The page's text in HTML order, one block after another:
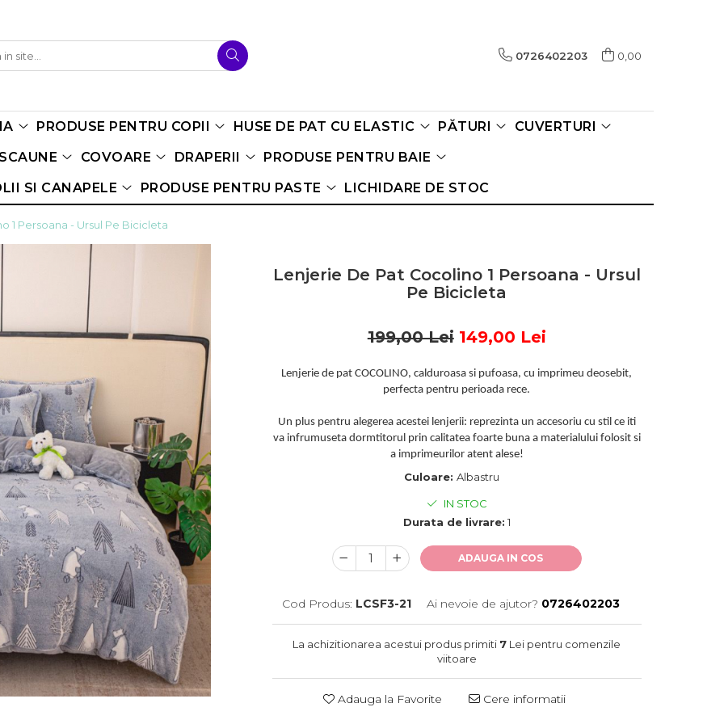
0726402203 0,00
PRODUSE PENTRU COPII HUSE DE PAT CU ELASTIC PĂTURI
CUVERTURI
COVOARE DRAPERII
PRODUSE PENTRU BAIE
SI CANAPELE PRODUSE PENTRU PASTE LICHIDARE DE STOC
1 Persoana - Ursul Pe Bicicleta
Lenjerie De Pat Cocolino 1 Persoana - Ursul
Pe Bicicleta
199,00 Lei 149,00 Lei
Lenjerie de pat COCOLINO, calduroasa si pufoasa, cu imprimeu deosebit,
perfecta pentru perioada rece.
Un plus pentru alegerea acestei lenjerii: reprezinta un accesoriu cu stil ce iti
va infrumuseta dormtitorul prin calitatea foarte buna a materialului folosit si
a imprimeurilor atent alese!
Culoare: Albastru
IN STOC
Durata de livrare: 1
ADAUGA IN COS
Cod Produs: LCSF3-21 Ai nevoie de ajutor? 0726402203
La achizitionarea acestui produs primiti 7 Lei pentru comenzile
viitoare
Adauga la Favorite Cere informatii